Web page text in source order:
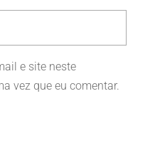
e site neste
vez que eu comentar.